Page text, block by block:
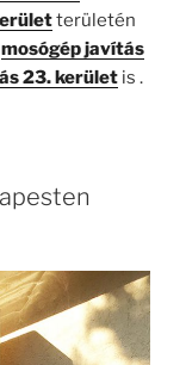
területén
mosógép javítás
23. kerület is .